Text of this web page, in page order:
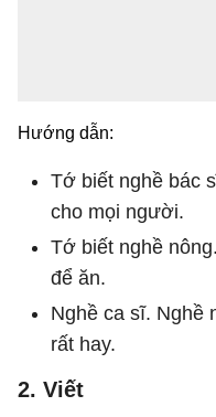
Hướng dẫn:
Tớ biết nghề bác
cho mọi người.
Tớ biết nghề
để ăn.
Nghề ca sĩ. Nghề
rất hay.
2. Viết